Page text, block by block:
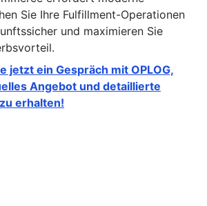
Sie Ihre Fulfillment-Operationen
und maximieren Sie
jetzt ein Gespräch mit OPLOG,
Angebot und detaillierte
erhalten!